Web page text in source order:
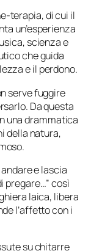
terapia, di cui il
un’esperienza
scienza e
che guida
e il perdono.
serve fuggire
Da questa
una drammatica
della natura,
e lascia
pregare…”così
laica, libera
l’affetto con i
su chitarre